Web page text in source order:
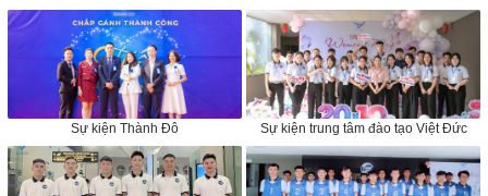
Sự kiện Thành Đô Sự kiện trung tâm đào tạo Việt Đức